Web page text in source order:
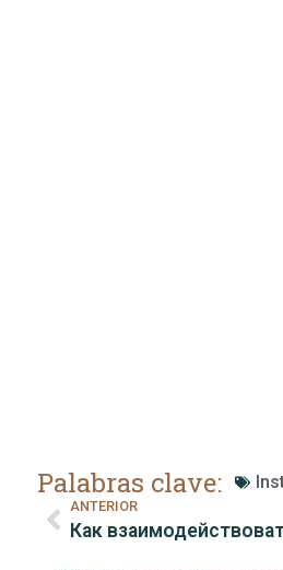
Palabras clave:
ANTERIOR